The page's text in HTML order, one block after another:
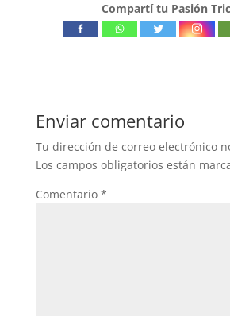
Compartí tu Pasión
Enviar comentario
Tu dirección de correo electrónico
Los campos obligatorios están
Comentario *